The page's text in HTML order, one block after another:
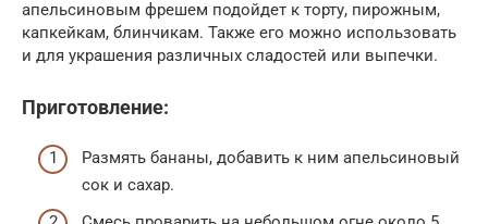
апельсиновым фрешем подойдет к торту, пирожным,
капкейкам, блинчикам. Также его можно использовать
и для украшения различных сладостей или выпечки.
Приготовление:
Размять бананы, добавить к ним апельсиновый
сок и сахар.